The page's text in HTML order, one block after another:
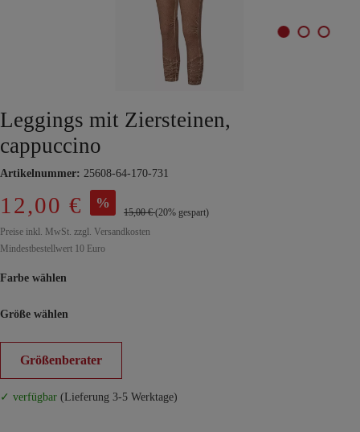
Leggings mit Ziersteinen,
cappuccino
Artikelnummer: 25608-64-170-731
12,00 € %
15,00 €(20% gespart)
Preise inkl. MwSt. zzgl. Versandkosten
Mindestbestellwert 10 Euro
Farbe wählen
Größe wählen
Größenberater
✓ verfügbar (Lieferung 3-5 Werktage)